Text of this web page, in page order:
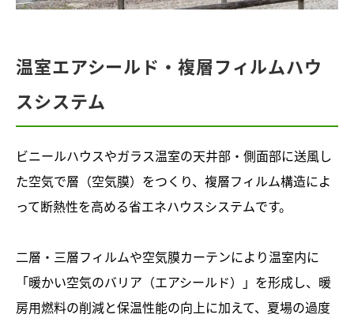
温室エアシールド・複層フィルムハウ
スシステム
ビニールハウスやガラス温室の天井部・側面部に送風し
た空気で層（空気膜）をつくり、複層フィルム構造によ
って断熱性を高める省エネハウスシステムです。
二層・三層フィルムや空気膜カーテンにより温室内に
「暖かい空気のバリア（エアシールド）」を形成し、暖
房用燃料の削減と保温性能の向上に加えて、夏場の過度